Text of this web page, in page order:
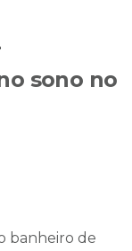
sono no
banheiro de